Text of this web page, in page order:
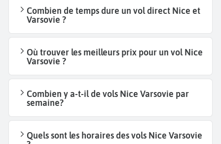
Combien de temps dure un vol direct Nice et
Varsovie ?
Où trouver les meilleurs prix pour un vol Nice
Varsovie ?
Combien y a-t-il de vols Nice Varsovie par
semaine?
Quels sont les horaires des vols Nice Varsovie